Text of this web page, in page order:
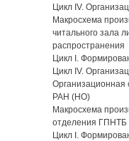
Цикл IV.
Макросхема
читального зала
распространения
Цикл Ι.
Цикл IV.
РАН (НО)
Макросхема
отделения
Цикл Ι.